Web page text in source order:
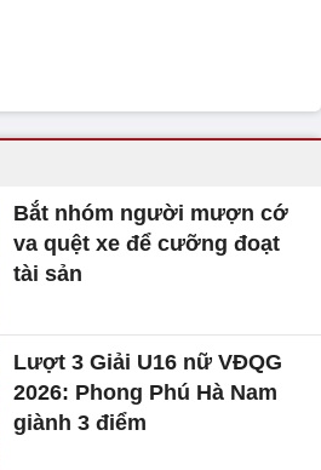
Bắt nhóm người mượn cớ
va quệt xe để cưỡng đoạt
tài sản
Lượt 3 Giải U16 nữ VĐQG
2026: Phong Phú Hà Nam
giành 3 điểm